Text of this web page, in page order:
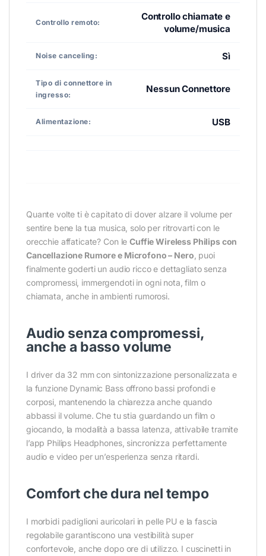
Controllo remoto:
Controllo chiamate e
volume/musica
Noise canceling: Sì
Tipo di connettore in
ingresso:
Nessun Connettore
Alimentazione: USB
Quante volte ti è capitato di dover alzare il volume per
sentire bene la tua musica, solo per ritrovarti con le
orecchie affaticate? Con leCuffie Wireless Philips con
Cancellazione Rumore e Microfono – Nero , puoi
finalmente goderti un audio ricco e dettagliato senza
compromessi, immergendoti in ogni nota, film o
chiamata, anche in ambienti rumorosi.
Audio senza compromessi,
anche a basso volume
I driver da 32 mm con sintonizzazione personalizzata e
la funzione Dynamic Bass offrono bassi profondi e
corposi, mantenendo la chiarezza anche quando
abbassi il volume. Che tu stia guardando un film o
giocando, la modalità a bassa latenza, attivabile tramite
l’app Philips Headphones, sincronizza perfettamente
audio e video per un’esperienza senza ritardi.
Comfort che dura nel tempo
I morbidi padiglioni auricolari in pelle PU e la fascia
regolabile garantiscono una vestibilità super
confortevole, anche dopo ore di utilizzo. I cuscinetti in